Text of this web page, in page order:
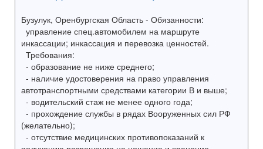
Бузулук, Оренбургская Область - Обязанности:
управление спец.автомобилем на маршруте
инкассации; инкассация и перевозка ценностей.
Требования:
- образование не ниже среднего;
- наличие удостоверения на право управления
автотранспортными средствами категории В и выше;
- водительский стаж не менее одного года;
- прохождение службы в рядах Вооруженных сил РФ
(желательно);
- отсутствие медицинских противопоказаний к